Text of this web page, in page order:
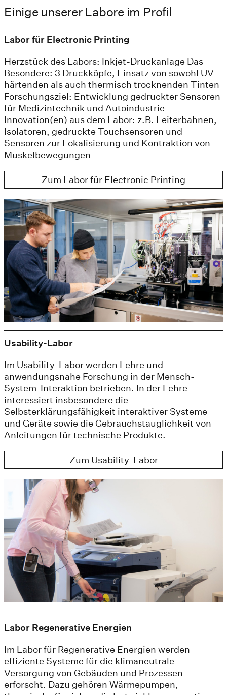
Einige unserer Labore im Profil
Labor für Electronic Printing
Herzstück des Labors: Inkjet-Druckanlage Das
Besondere: 3 Druckköpfe, Einsatz von sowohl UV-
härtenden als auch thermisch trocknenden Tinten
Forschungsziel: Entwicklung gedruckter Sensoren
für Medizintechnik und Autoindustrie
Innovation(en) aus dem Labor: z.B. Leiterbahnen,
Isolatoren, gedruckte Touchsensoren und
Sensoren zur Lokalisierung und Kontraktion von
Muskelbewegungen
Zum Labor für Electronic Printing
Usability-Labor
Im Usability-Labor werden Lehre und
anwendungsnahe Forschung in der Mensch-
System-Interaktion betrieben. In der Lehre
interessiert insbesondere die
Selbsterklärungsfähigkeit interaktiver Systeme
und Geräte sowie die Gebrauchstauglichkeit von
Anleitungen für technische Produkte.
Zum Usability-Labor
Labor Regenerative Energien
Im Labor für Regenerative Energien werden
effiziente Systeme für die klimaneutrale
Versorgung von Gebäuden und Prozessen
erforscht. Dazu gehören Wärmepumpen,